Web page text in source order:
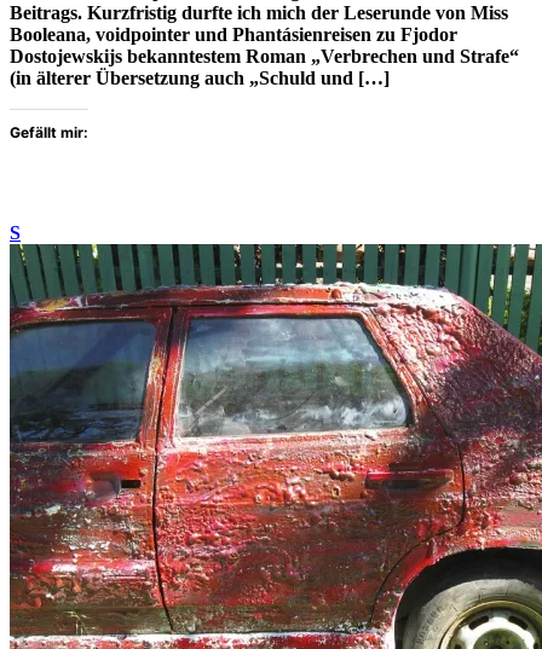
Beitrags. Kurzfristig durfte ich mich der Leserunde von Miss
Booleana, voidpointer und Phantásienreisen zu Fjodor
Dostojewskijs bekanntestem Roman „Verbrechen und Strafe“
(in älterer Übersetzung auch „Schuld und […]
Gefällt mir:
S